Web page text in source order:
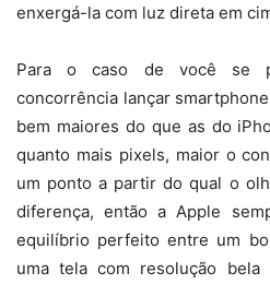
enxergá-la com luz direta em
Para o caso de você se
concorrência lançar
bem maiores do que as do
quanto mais pixels, maior o
um ponto a partir do qual o
diferença, então a Apple
equilíbrio perfeito entre um
uma tela com resolução